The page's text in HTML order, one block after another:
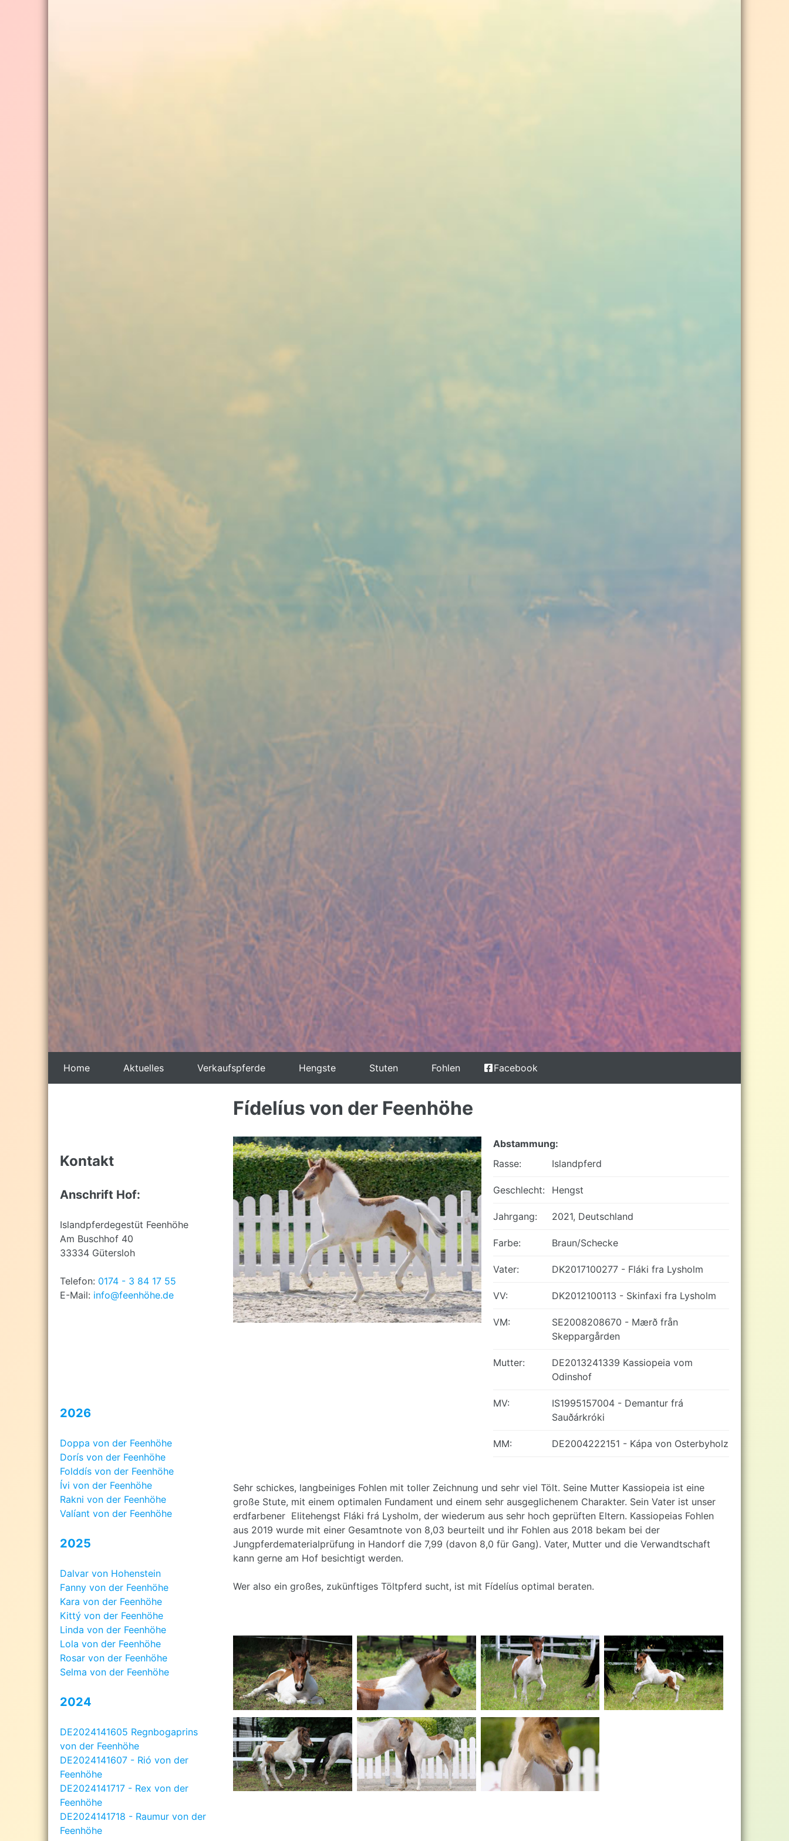
Back
to
top
Fídelíus von der Feenhöhe
Abstammung:
Rasse:
Islandpferd
Geschlecht: Hengst
Jahrgang: 2021, Deutschland
Farbe: Braun/Schecke
Vater: DK2017100277 - Fláki fra Lysholm
VV: DK2012100113 - Skinfaxi fra Lysholm
VM:
SE2008208670 - Mærð från
Skeppargården
Mutter:
DE2013241339 Kassiopeia vom
Odinshof
MV:
IS1995157004 - Demantur frá
Sauðárkróki
MM: DE2004222151 - Kápa von Osterbyholz
Sehr schickes, langbeiniges Fohlen mit toller Zeichnung und sehr viel Tölt. Seine Mutter Kassiopeia ist eine
große Stute, mit einem optimalen Fundament und einem sehr ausgeglichenem Charakter. Sein Vater ist unser
erdfarbener Elitehengst Fláki frá Lysholm, der wiederum aus sehr hoch geprüften Eltern. Kassiopeias Fohlen
aus 2019 wurde mit einer Gesamtnote von 8,03 beurteilt und ihr Fohlen aus 2018 bekam bei der
Jungpferdematerialprüfung in Handorf die 7,99 (davon 8,0 für Gang). Vater, Mutter und die Verwandtschaft
kann gerne am Hof besichtigt werden.
Wer also ein großes, zukünftiges Töltpferd sucht, ist mit Fídelíus optimal beraten.
to
top
Home Aktuelles Verkaufspferde Hengste Stuten Fohlen Facebook
Kontakt
Anschrift Hof:
Islandpferdegestüt Feenhöhe
Am Buschhof 40
33334 Gütersloh
Telefon: 0174 - 3 84 17 55
E-Mail: info@feenhöhe.de
2026
Doppa von der Feenhöhe
Dorís von der Feenhöhe
Folddís von der Feenhöhe
Ívi von der Feenhöhe
Rakni von der Feenhöhe
Valíant von der Feenhöhe
2025
Dalvar von Hohenstein
Fanny von der Feenhöhe
Kara von der Feenhöhe
Kittý von der Feenhöhe
Linda von der Feenhöhe
Lola von der Feenhöhe
Rosar von der Feenhöhe
Selma von der Feenhöhe
2024
DE2024141605 Regnbogaprins
von der Feenhöhe
DE2024141607 - Rió von der
Feenhöhe
DE2024141717 - Rex von der
Feenhöhe
DE2024141718 - Raumur von der
Feenhöhe